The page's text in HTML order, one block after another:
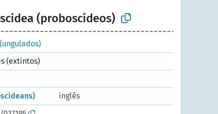
(proboscídeos)
(extintos)
inglês